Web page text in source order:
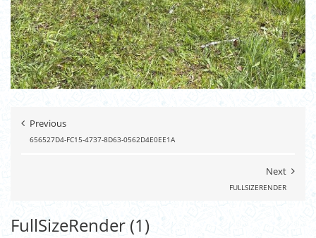
Previous
656527D4-FC15-4737-8D63-0562D4E0EE1A
Next
FULLSIZERENDER
FullSizeRender (1)